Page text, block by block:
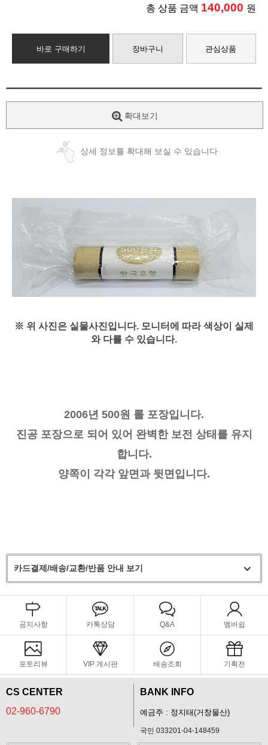
총 상품 금액 140,000 원
바로 구매하기 장바구니 관심상품
확대보기
상세 정보를 확대해 보실 수 있습니다
※ 위 사진은 실물사진입니다. 모니터에 따라색상이 실제
와 다를 수 있습니다.
2006년 500원 롤 포장입니다.
진공 포장으로 되어 있어 완벽한 보전 상태를 유지
합니다.
양쪽이 각각 앞면과 뒷면입니다.
카드결제/배송/교환/반품 안내 보기
공지사항 카톡상담 Q&A 멤버쉽
포토리뷰 VIP 게시판 배송조회 기획전
CS CENTER
02-960-6790
BANK INFO
예금주 : 정지태(거창물산)
국민 033201-04-148459